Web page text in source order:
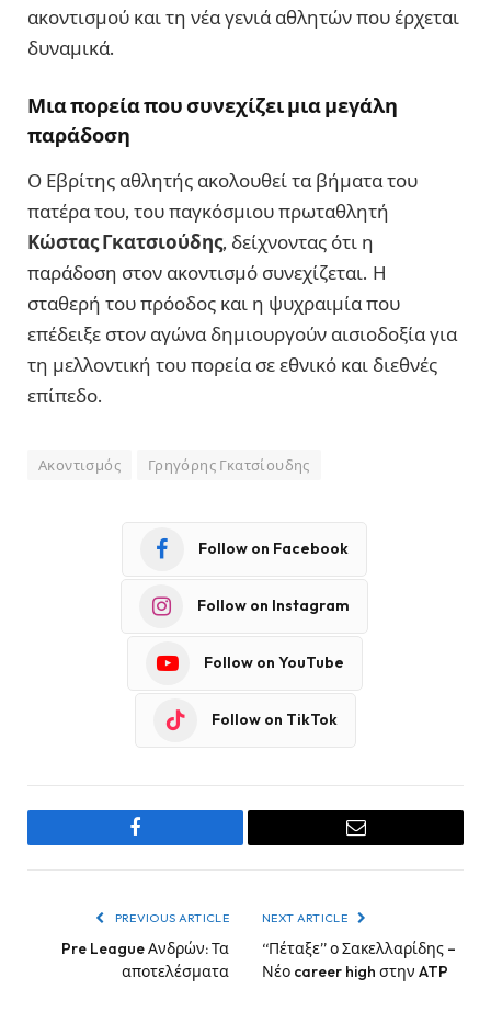
ακοντισμού και τη νέα γενιά αθλητών που έρχεται
δυναμικά.
Μια πορεία που συνεχίζει μια μεγάλη
παράδοση
Ο Εβρίτης αθλητής ακολουθεί τα βήματα του
πατέρα του, του παγκόσμιου πρωταθλητή
Κώστας Γκατσιούδης, δείχνοντας ότι η
παράδοση στον ακοντισμό συνεχίζεται. Η
σταθερή του πρόοδος και η ψυχραιμία που
επέδειξε στον αγώνα δημιουργούν αισιοδοξία για
τη μελλοντική του πορεία σε εθνικό και διεθνές
επίπεδο.
Ακοντισμός Γρηγόρης Γκατσίουδης
Follow on Facebook
Follow on Instagram
Follow on YouTube
Follow on TikTok
Facebook Email
PREVIOUS ARTICLE
Pre League Ανδρών: Τα
αποτελέσματα
NEXT ARTICLE
“Πέταξε” ο Σακελλαρίδης –
Νέο career high στην ATP